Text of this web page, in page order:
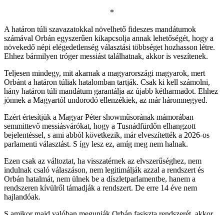
*
A határon túli szavazatokkal növelhető fideszes mandátumok
számával Orbán egyszerűen kikapcsolja annak lehetőségét, hogy a
növekedő népi elégedetlenség választási többséget hozhasson létre.
Ehhez bármilyen tróger messiást találhatnak, akkor is veszítenek.
Teljesen mindegy, mit akarnak a magyarországi magyarok, mert
Orbánt a határon túliak hatalomban tartják. Csak ki kell számolni,
hány határon túli mandátum garantálja az újabb kétharmadot. Ehhez
jönnek a Magyartól undorodó ellenzékiek, az már háromnegyed.
Ezért értesítjük a Magyar Péter showműsorának mámorában
semmittevő messiásvárókat, hogy a Tusnádfürdőn elhangzott
bejelentéssel, s ami abból következik, már elveszítették a 2026-os
parlamenti választást. S így lesz ez, amíg meg nem halnak.
Ezen csak az változtat, ha visszatérnek az elvszerűséghez, nem
indulnak csaló válaszáson, nem legitimálják azzal a rendszert és
Orbán hatalmát, nem ülnek be a díszletparlamentbe, hanem a
rendszeren kívülről támadják a rendszert. De erre 14 éve nem
hajlandóak.